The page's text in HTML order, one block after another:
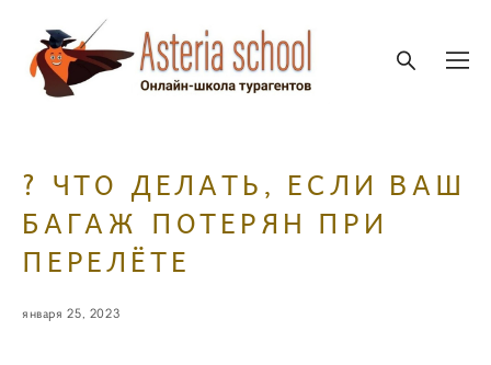
января 25, 2023
? ЧТО ДЕЛАТЬ, ЕСЛИ ВАШ
БАГАЖ ПОТЕРЯН ПРИ
ПЕРЕЛЁТЕ